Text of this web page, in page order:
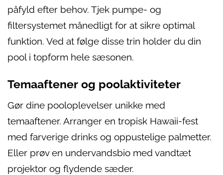
påfyld efter behov. Tjek pumpe- og
filtersystemet månedligt for at sikre optimal
funktion. Ved at følge disse trin holder du din
pool i topform hele sæsonen.
Temaaftener og poolaktiviteter
Gør dine pooloplevelser unikke med
temaaftener. Arranger en tropisk Hawaii-fest
med farverige drinks og oppustelige palmetter.
Eller prøv en undervandsbio med vandtæt
projektor og flydende sæder.